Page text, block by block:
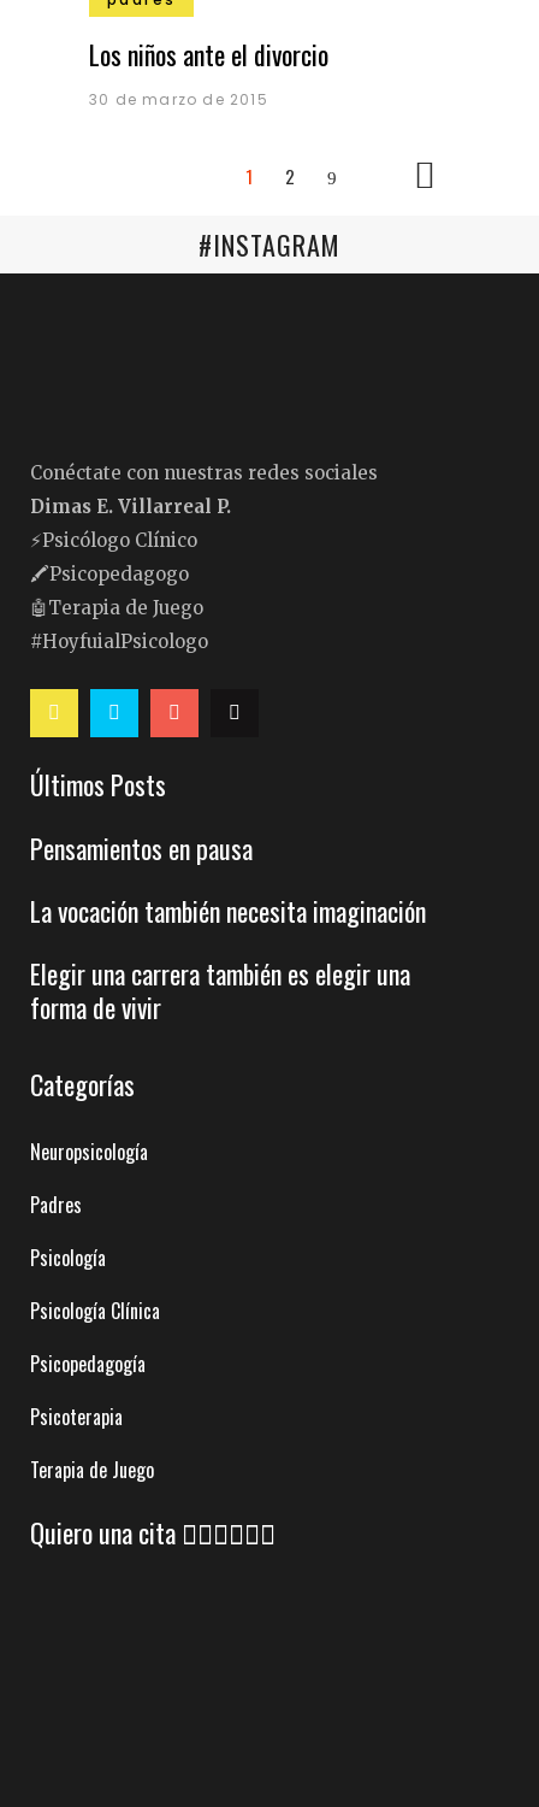
Los niños ante el divorcio
30 de marzo de 2015
1 2
#INSTAGRAM
Conéctate con nuestras redes sociales
Dimas E. Villarreal P.
⚡️Psicólogo Clínico
🖍Psicopedagogo
🤖Terapia de Juego
#HoyfuialPsicologo
Últimos Posts
Pensamientos en pausa
La vocación también necesita imaginación
Elegir una carrera también es elegir una
forma de vivir
Categorías
Neuropsicología
Padres
Psicología
Psicología Clínica
Psicopedagogía
Psicoterapia
Terapia de Juego
Quiero una cita 👇🏼👇🏼👇🏼